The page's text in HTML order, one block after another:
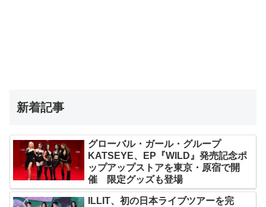
新着記事
グローバル・ガール・グループ
KATSEYE、EP『WILD』発売記念ポ
ップアップストアを東京・原宿で開
催 限定グッズも登場
ILLIT、初の日本ライブツアーを完